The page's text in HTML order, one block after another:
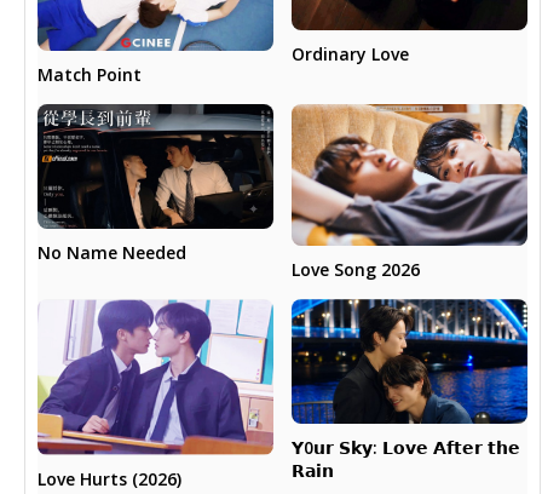
Match Point
Ordinary Love
No Name Needed
Love Song 2026
Love Hurts (2026)
𝗬0𝘂𝗿 𝗦𝗸𝘆: 𝗟𝗼𝘃𝗲 𝗔𝗳𝘁𝗲𝗿 𝘁𝗵𝗲
𝗥𝗮𝗶𝗻